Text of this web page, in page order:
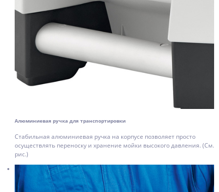
Алюминиевая ручка для транспортировки
Стабильная алюминиевая ручка на корпусе позволяет просто
осуществлять переноску и хранение мойки высокого давления. (См.
рис.)